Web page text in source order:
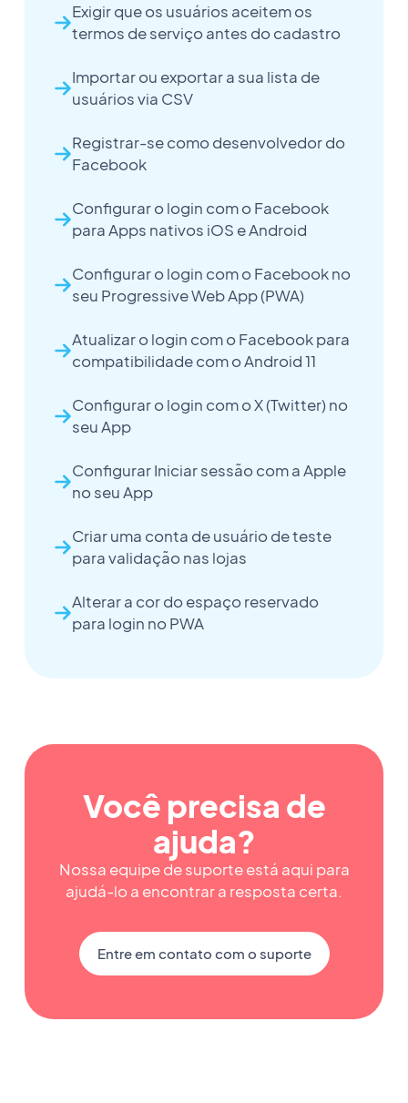
Exigir que os usuários aceitem os
termos de serviço antes do cadastro
Importar ou exportar a sua lista de
usuários via CSV
Registrar-se como desenvolvedor do
Facebook
Configurar o login com o Facebook
para Apps nativos iOS e Android
Configurar o login com o Facebook no
seu Progressive Web App (PWA)
Atualizar o login com o Facebook para
compatibilidade com o Android 11
Configurar o login com o X (Twitter) no
seu App
Configurar Iniciar sessão com a Apple
no seu App
Criar uma conta de usuário de teste
para validação nas lojas
Alterar a cor do espaço reservado
para login no PWA
Você precisa de
ajuda?
Nossa equipe de suporte está aqui para
ajudá-lo a encontrar a resposta certa.
Entre em contato com o suporte